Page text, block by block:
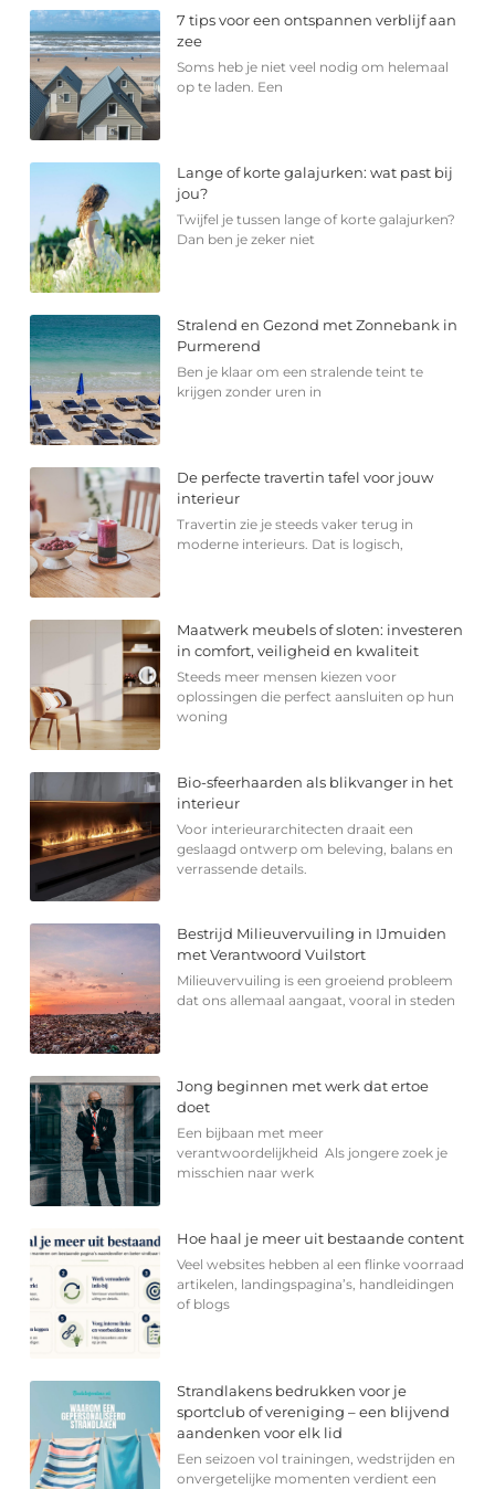
7 tips voor een ontspannen verblijf aan
zee
Soms heb je niet veel nodig om helemaal
op te laden. Een
Lange of korte galajurken: wat past bij
jou?
Twijfel je tussen lange of korte galajurken?
Dan ben je zeker niet
Stralend en Gezond met Zonnebank in
Purmerend
Ben je klaar om een stralende teint te
krijgen zonder uren in
De perfecte travertin tafel voor jouw
interieur
Travertin zie je steeds vaker terug in
moderne interieurs. Dat is logisch,
Maatwerk meubels of sloten: investeren
in comfort, veiligheid en kwaliteit
Steeds meer mensen kiezen voor
oplossingen die perfect aansluiten op hun
woning
Bio-sfeerhaarden als blikvanger in het
interieur
Voor interieurarchitecten draait een
geslaagd ontwerp om beleving, balans en
verrassende details.
Bestrijd Milieuvervuiling in IJmuiden
met Verantwoord Vuilstort
Milieuvervuiling is een groeiend probleem
dat ons allemaal aangaat, vooral in steden
Jong beginnen met werk dat ertoe
doet
Een bijbaan met meer
verantwoordelijkheid Als jongere zoek je
misschien naar werk
Hoe haal je meer uit bestaande content
Veel websites hebben al een flinke voorraad
artikelen, landingspagina’s, handleidingen
of blogs
Strandlakens bedrukken voor je
sportclub of vereniging – een blijvend
aandenken voor elk lid
Een seizoen vol trainingen, wedstrijden en
onvergetelijke momenten verdient een